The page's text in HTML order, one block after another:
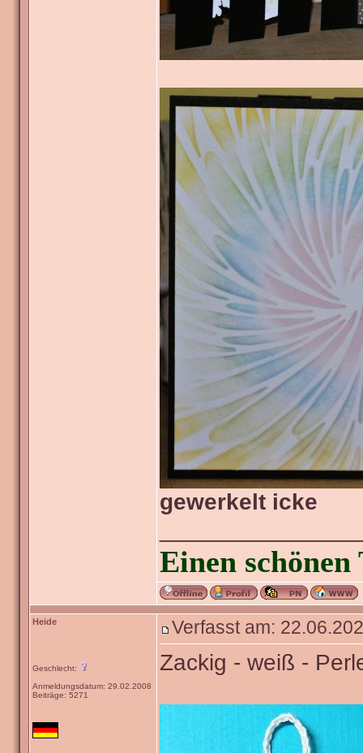
gewerkelt icke
Einen
Heide
Geschlecht:
Anmeldungsdatum: 29.02.2008
Beiträge: 5271
Verfasst am:
Zackig - weiß -